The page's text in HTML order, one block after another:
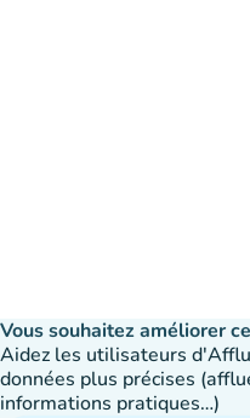
Vous souhaitez améliorer
Aidez les utilisateurs
données plus précises
informations pratiques…)